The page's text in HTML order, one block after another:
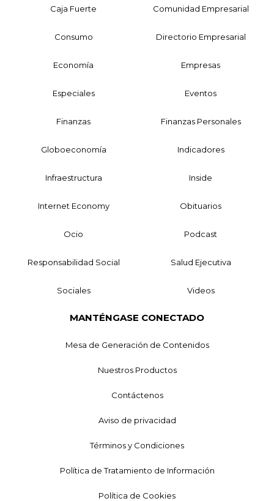
Caja Fuerte Comunidad Empresarial
Consumo Directorio Empresarial
Economía Empresas
Especiales Eventos
Finanzas Finanzas Personales
Globoeconomía Indicadores
Infraestructura Inside
Internet Economy Obituarios
Ocio Podcast
Responsabilidad Social Salud Ejecutiva
Sociales Videos
MANTÉNGASE CONECTADO
Mesa de Generación de Contenidos
Nuestros Productos
Contáctenos
Aviso de privacidad
Términos y Condiciones
Política de Tratamiento de Información
Política de Cookies